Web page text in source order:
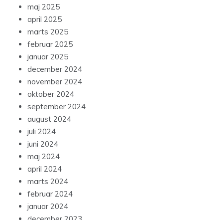
maj 2025
april 2025
marts 2025
februar 2025
januar 2025
december 2024
november 2024
oktober 2024
september 2024
august 2024
juli 2024
juni 2024
maj 2024
april 2024
marts 2024
februar 2024
januar 2024